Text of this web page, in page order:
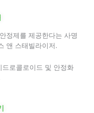
정제를 제공한다는 사명
앤 스태빌라이저.
로콜로이드 및 안정화